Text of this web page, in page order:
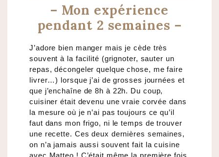
– Mon expérience
pendant 2 semaines –
J’adore bien manger mais je cède très
souvent à la facilité (grignoter, sauter un
repas, décongeler quelque chose, me faire
livrer…) lorsque j’ai de grosses journées et
que j’enchaîne de 8h à 22h. Du coup,
cuisiner était devenu une vraie corvée dans
la mesure où je n’ai pas toujours ce qu’il
faut dans mon frigo, ni le temps de trouver
une recette. Ces deux dernières semaines,
on n’a jamais aussi souvent fait la cuisine